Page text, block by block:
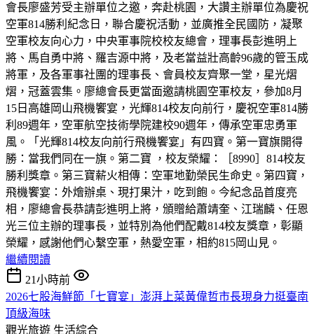
會長廖盛芳受主辦單位之邀，奔赴桃園，大讚主辦單位為慶祝
空軍814勝利紀念日，聯合慶祝活動，並廣推全民國防，凝聚
空軍校友向心力，中央軍事院校校友總會，理事長彭進明上
將、馬自勇中將、羅吉源中將，及老當益壯高齡96歲的管玉成
將軍，及各軍事社團的理事長、會員校友齊聚一堂，星光熠
熠，冠蓋雲集。廖總會長更當面邀請桃園空軍校友，參加8月
15日高雄岡山飛機饗宴，光輝814校友向前行，慶祝空軍814勝
利89週年，空軍航空技術學院建校90週年，傳承空軍忠勇軍
風。「光輝814校友向前行飛機饗宴」有四寶。第一寶旗開得
勝：當我們同在一旗。第二寶 ，校友榮耀：［8990］814校友
勝利獎章。第三寶薪火相傳：空軍地勤榮民生命史。第四寶，
飛機饗宴：外燴辦桌、現打果汁，吃到飽。今紀念品首度亮
相，廖總會長恭請彭進明上將，頒贈給蕭靖奎、江瑞麟、任恩
光三位主辦的理事長，並特別為他們配戴814校友獎章，彰顯
榮耀，感謝他們心繫空軍，熱愛空軍，相約815岡山見。
繼續閱讀
21小時前
2026七股海鮮節「七寶宴」澎湃上菜黃偉哲市長現身力挺臺南
頂級海味
觀光旅遊 生活綜合